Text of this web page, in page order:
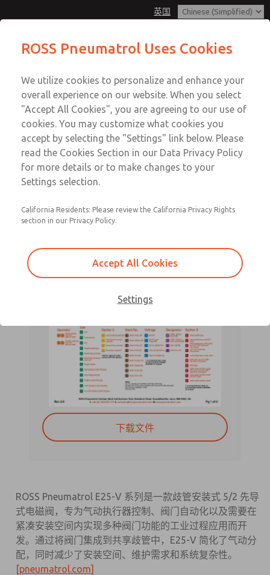
英国
账户
登录
注册
下载文件
ROSS Pneumatrol E25-V 系列是一款歧管安装式 5/2 先导
式电磁阀，专为气动执行器控制、阀门自动化以及需要在
紧凑安装空间内实现多种阀门功能的工业过程应用而开
发。通过将阀门集成到共享歧管中，E25-V 简化了气动分
配，同时减少了安装空间、维护需求和系统复杂性。
[pneumatrol.com]
ROSS Pneumatrol Uses Cookies
We utilize cookies to personalize and enhance your
overall experience on our website. When you select
"Accept All Cookies", you are agreeing to our use of
cookies. You may customize what cookies you
accept by selecting the "Settings" link below. Please
read the Cookies Section in our Data Privacy Policy
for more details or to make changes to your
Settings selection.
California Residents: Please review the California Privacy Rights
section in our Privacy Policy.
Accept All Cookies
Settings